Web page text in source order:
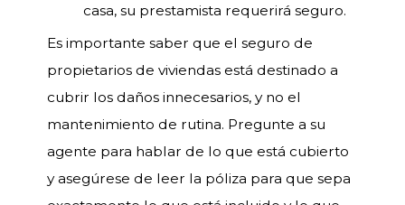
casa, su prestamista requerirá seguro.
Es importante saber que el seguro de
propietarios de viviendas está destinado a
cubrir los daños innecesarios, y no el
mantenimiento de rutina. Pregunte a su
agente para hablar de lo que está cubierto
y asegúrese de leer la póliza para que sepa